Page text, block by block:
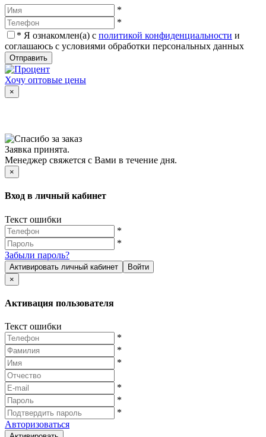
*
*
* Я ознакомлен(а) с политикой конфиденциальности и
соглашаюсь с условиями обработки персональных данных
Отправить
Хочу оптовые цены
×
Заявка принята.
Менеджер свяжется с Вами в течение дня.
×
Вход в личный кабинет
Текст ошибки
*
*
Забыли пароль?
Активировать личный кабинет
Войти
×
Активация пользователя
Текст ошибки
*
*
*
*
*
*
Авторизоваться